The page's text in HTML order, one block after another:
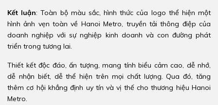
Kết luận: Toàn bộ màu sắc, hình thức của logo thể hiện một
hình ảnh vẹn toàn về Hanoi Metro, truyền tải thông điệp của
doanh nghiệp với sự nghiệp kinh doanh và con đường phát
triển trong tương lai.
Thiết kết độc đáo, ấn tượng, mang tính biểu cảm cao, dễ nhớ,
dễ nhận biết, dễ thể hiện trên mọi chất lượng. Qua đó, tăng
thêm cơ hội khẳng định uy tín và vị thế cho thương hiệu Hanoi
Metro.